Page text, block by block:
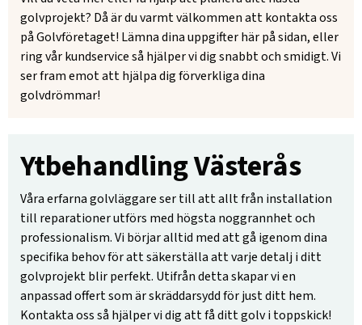
golvprojekt? Då är du varmt välkommen att kontakta oss
på Golvföretaget! Lämna dina uppgifter här på sidan, eller
ring vår kundservice så hjälper vi dig snabbt och smidigt. Vi
ser fram emot att hjälpa dig förverkliga dina
golvdrömmar!
Ytbehandling Västerås
Våra erfarna golvläggare ser till att allt från installation
till reparationer utförs med högsta noggrannhet och
professionalism. Vi börjar alltid med att gå igenom dina
specifika behov för att säkerställa att varje detalj i ditt
golvprojekt blir perfekt. Utifrån detta skapar vi en
anpassad offert som är skräddarsydd för just ditt hem.
Kontakta oss så hjälper vi dig att få ditt golv i toppskick!